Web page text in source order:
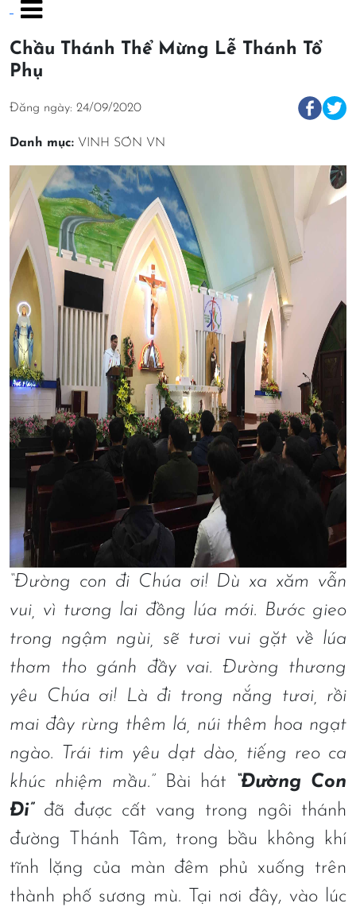
Chầu Thánh Thể Mừng Lễ Thánh Tổ
Phụ
Đăng ngày: 24/09/2020
Danh mục: VINH SƠN VN
“Đường con đi Chúa ơi! Dù xa xăm vẫn
vui, vì tương lai đồng lúa mới. Bước gieo
trong ngậm ngùi, sẽ tươi vui gặt về lúa
thơm tho gánh đầy vai. Đường thương
yêu Chúa ơi! Là đi trong nắng tươi, rồi
mai đây rừng thêm lá, núi thêm hoa ngạt
ngào. Trái tim yêu dạt dào, tiếng reo ca
khúc nhiệm mầu.”Bài hát
“Đường Con
Đi”đã được cất vang trong ngôi thánh
đường Thánh Tâm, trong bầu không khí
tĩnh lặng của màn đêm phủ xuống trên
thành phố sương mù. Tại nơi đây, vào lúc